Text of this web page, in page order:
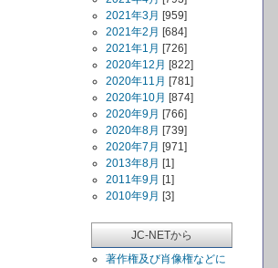
2021年3月 [959]
2021年2月 [684]
2021年1月 [726]
2020年12月 [822]
2020年11月 [781]
2020年10月 [874]
2020年9月 [766]
2020年8月 [739]
2020年7月 [971]
2013年8月 [1]
2011年9月 [1]
2010年9月 [3]
JC-NETから
著作権及び肖像権などに